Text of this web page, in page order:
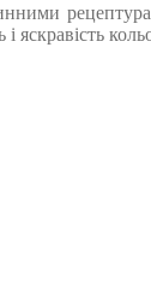
яскравість